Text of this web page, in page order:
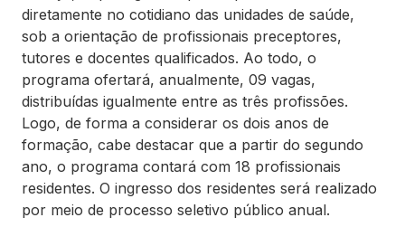
diretamente no cotidiano das unidades de saúde,
sob a orientação de profissionais preceptores,
tutores e docentes qualificados. Ao todo, o
programa ofertará, anualmente, 09 vagas,
distribuídas igualmente entre as três profissões.
Logo, de forma a considerar os dois anos de
formação, cabe destacar que a partir do segundo
ano, o programa contará com 18 profissionais
residentes. O ingresso dos residentes será realizado
por meio de processo seletivo público anual.